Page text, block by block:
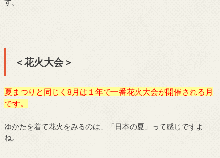
す。
＜花火大会＞
夏まつりと同じく8月は１年で一番花火大会が開催される月
です。
ゆかたを着て花火をみるのは、「日本の夏」って感じですよ
ね。